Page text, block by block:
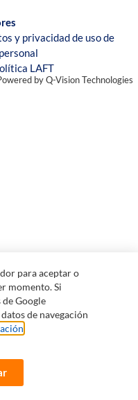
y privacidad de uso de
LAFT
by Q-Vision Technologies
para aceptar o
momento. Si
Google
de navegación